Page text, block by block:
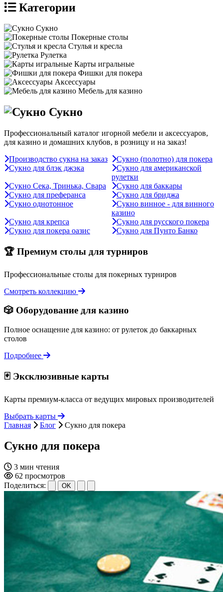
Категории
Сукно
Покерные столы
Стулья и кресла
Рулетка
Карты игральные
Фишки для покера
Аксессуары
Мебель для казино
Сукно
Профессиональный каталог игорной мебели и аксессуаров,
для казино и домашних клубов, в розницу и на заказ!
Производство сукна на заказ
Сукно (полотно) для покера
Сукно для блэк джэка
Сукно для американской
рулетки
Сукно Сека, Тринька, Свара
Сукно для баккары
Сукно для преферанса
Сукно для бриджа
Сукно однотонное
Сукно винное - для винного
казино
Сукно для крепса
Сукно для русского покера
Сукно для покера оазис
Сукно для Пунто Банко
🏆 Премиум столы для турниров
Профессиональные столы для покерных турниров
Смотреть коллекцию
🎲 Оборудование для казино
Полное оснащение для казино: от рулеток до баккарных
столов
Подробнее
🃏 Эксклюзивные карты
Карты премиум-класса от ведущих мировых производителей
Выбрать карты
Главная
Блог Сукно для покера
Сукно для покера
3 мин чтения
62 просмотров
Поделиться:
OK